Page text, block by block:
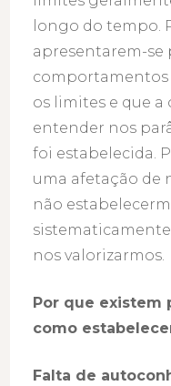
longo do tempo.
apresentarem-se
comportamentos
os limites e que a
entender nos
foi estabelecida.
uma afetação de
não
nos valorizarmos.
Por que existem
como
Falta de